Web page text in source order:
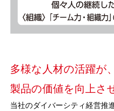
多様な人材の活躍が、
製品の価値を向上さ
当社のダイバーシティ経営推